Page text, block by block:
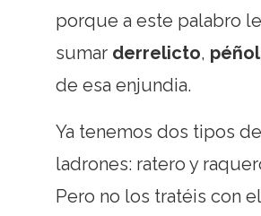
porque a este palabro
sumar derrelicto,
de esa enjundia.
Ya tenemos dos tipos de
ladrones: ratero y
Pero no los tratéis con